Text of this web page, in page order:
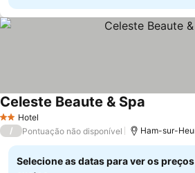
2 Estrelas
Hotel
Celeste Beaute & Spa
/ Pontuação não disponível
Selecione as datas para ver os preços